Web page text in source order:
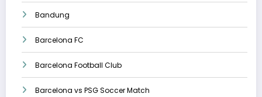
Bandung
Barcelona FC
Barcelona Football Club
Barcelona vs PSG Soccer Match